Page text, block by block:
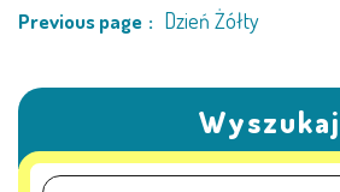
Previous page Dzień Żółty
Wyszukaj